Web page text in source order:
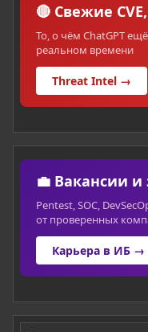
🔴 Свежие
То, о чём ChatGPT
реальном времени
Threat Intel →
💼 Вакансии
Pentest, SOC,
от проверенных
Карьера в ИБ →